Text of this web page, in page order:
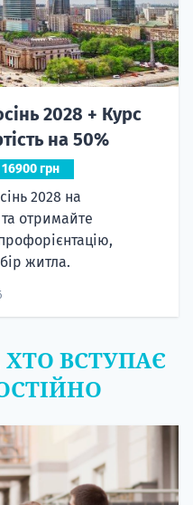
2028 + Курс
на 50%
16900 грн
2028 на
отримайте
житла.
ВСТУПАЄ